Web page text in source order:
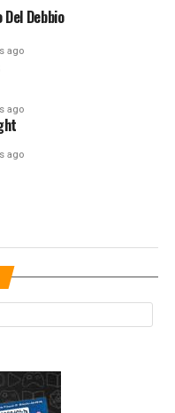
Debbio
ago
ago
ago